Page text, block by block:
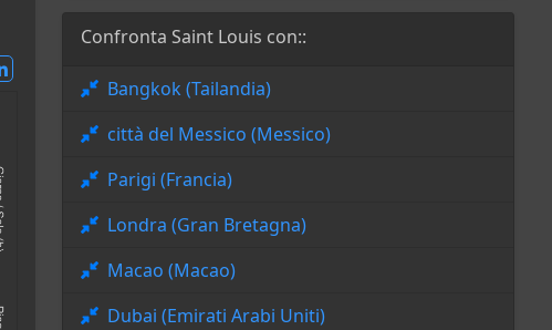
Confronta Saint Louis con::
Bangkok (Tailandia)
città del Messico (Messico)
Parigi (Francia)
Londra (Gran Bretagna)
Macao (Macao)
Dubai (Emirati Arabi Uniti)